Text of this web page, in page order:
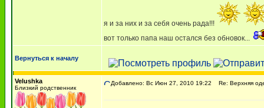
я и за них и за себя очень рада!!!
вот только папа наш остался без обновок...
Вернуться к началу
Velushka
Близкий родственник
Добавлено: Вс Июн 27, 2010 19:22 Re: Верхняя